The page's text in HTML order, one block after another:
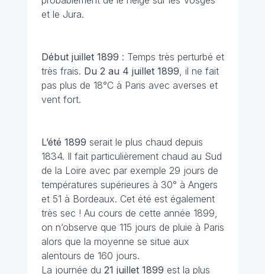
et le Jura.
Début juillet 1899 : Temps très perturbé et
très frais. Du 2 au 4 juillet 1899, il ne fait
pas plus de 18°C à Paris avec averses et
vent fort.
L’été 1899 serait le plus chaud depuis
1834. Il fait particulièrement chaud au Sud
de la Loire avec par exemple 29 jours de
températures supérieures à 30° à Angers
et 51 à Bordeaux. Cet été est également
très sec ! Au cours de cette année 1899,
on n’observe que 115 jours de pluie à Paris
alors que la moyenne se situe aux
alentours de 160 jours.
La journée du 21 juillet 1899 est la plus